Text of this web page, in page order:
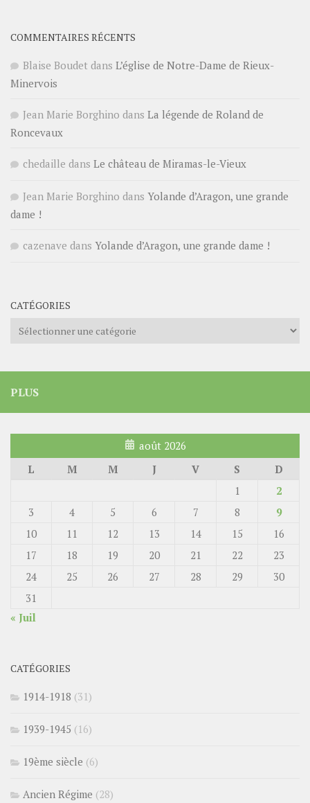
COMMENTAIRES RÉCENTS
Blaise Boudet dans L’église de Notre-Dame de Rieux-
Minervois
Jean Marie Borghino dans La légende de Roland de
Roncevaux
chedaille dans Le château de Miramas-le-Vieux
Jean Marie Borghino dans Yolande d’Aragon, une grande
dame !
cazenave dans Yolande d’Aragon, une grande dame !
CATÉGORIES
Catégories
PLUS
août 2026
L
M M J V S
D
1
2
3
4 5 6 7 8
9
10
11 12 13 14 15
16
17
18 19 20 21 22
23
24
25 26 27 28 29
30
31
« Juil
CATÉGORIES
1914-1918 (31)
1939-1945 (16)
19ème siècle (6)
Ancien Régime (28)